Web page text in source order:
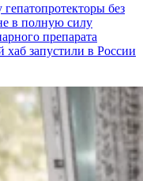
без
в полную силу
препарата
запустили в России